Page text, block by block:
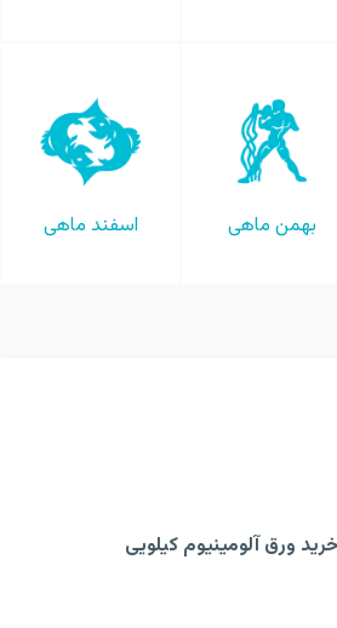
بهمن ماهی اسفند ماهی
ورق آلومینیوم کیلویی